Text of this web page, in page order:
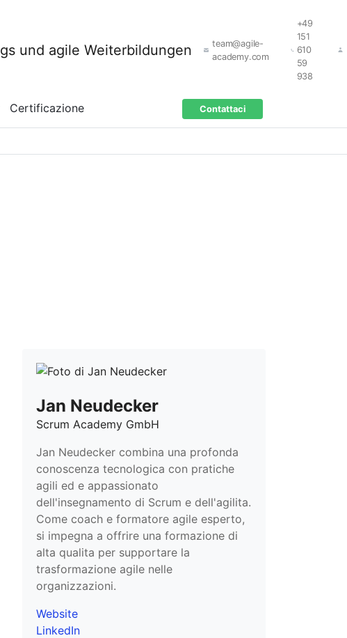
team@agile-
academy.com
+49
151
610
59
938
Certificazione Contattaci
Jan Neudecker
Scrum Academy GmbH
Jan Neudecker combina una profonda
conoscenza tecnologica con pratiche
agili ed e appassionato
dell'insegnamento di Scrum e dell'agilita.
Come coach e formatore agile esperto,
si impegna a offrire una formazione di
alta qualita per supportare la
trasformazione agile nelle
organizzazioni.
Website
LinkedIn